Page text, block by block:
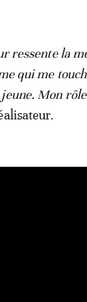
ressente la
qui me
Mon